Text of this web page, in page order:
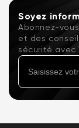
Soyez
Abonnez-
et des
sécurité avec